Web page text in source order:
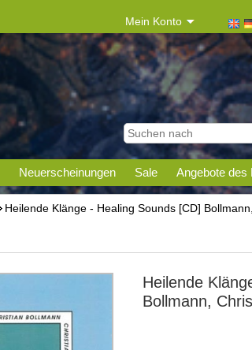
Mein Konto
Neuerscheinungen Sale Angebote des
Heilende Klänge - Healing Sounds [CD]
Heilende
Bollmann,